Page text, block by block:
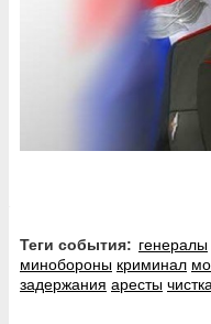
Теги события: генералы
минобороны криминал
задержания аресты чистка